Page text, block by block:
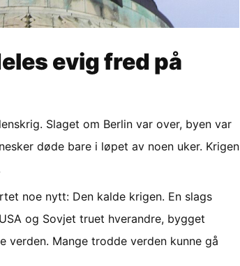
evig fred på
Slaget om Berlin var over, byen var
døde bare i løpet av noen uker. Krigen
noe nytt: Den kalde krigen. En slags
og Sovjet truet hverandre, bygget
verden. Mange trodde verden kunne gå